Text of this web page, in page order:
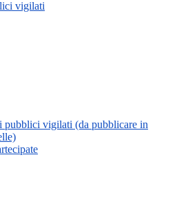
vigilati
pubblici vigilati (da pubblicare in